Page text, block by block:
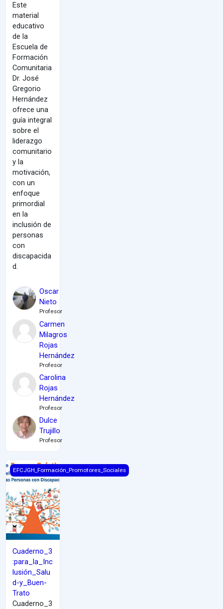
Este
material
educativo
de la
Escuela de
Formación
Comunitaria
Dr. José
Gregorio
Hernández
ofrece una
guía integral
sobre el
liderazgo
comunitario
y la
motivación,
con un
enfoque
primordial
en la
inclusión de
personas
con
discapacida
d.
Oscar
Nieto
Profesor
Carmen
Milagros
Rojas
Hernández
Profesor
Carolina
Rojas
Hernández
Profesor
Dulce
Trujillo
Profesor
Cuaderno_3:para_la_Inclusión_Salud-y_Buen-Trato
EFCJGH_Formación_Promotores_Sociales
Cuaderno_3
:para_la_Inc
lusión_Salu
d-y_Buen-
Trato
Cuaderno_3